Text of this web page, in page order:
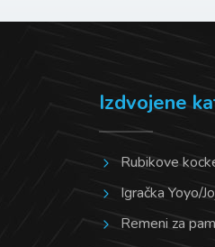
Izdvojene
Rubikove
Igračka Yoyo/
Remeni za